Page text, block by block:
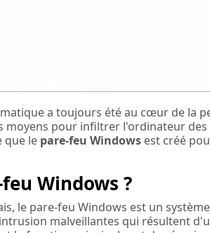
a toujours été au cœur de la
pour infiltrer l'ordinateur des
que le pare-feu Windows est créé
Windows ?
le pare-feu Windows est un
malveillantes qui résultent